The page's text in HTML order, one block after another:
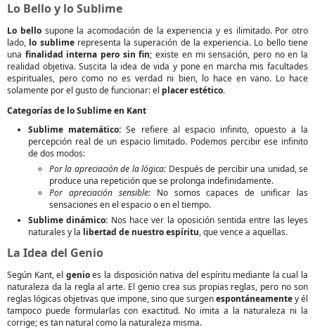
Lo Bello y lo Sublime
Lo bellosupone la acomodación de la experiencia y es ilimitado. Por otro
lado, lo sublimerepresenta la superación de la experiencia. Lo bello tiene
una finalidad interna pero sin fin; existe en mi sensación, pero no en la
realidad objetiva. Suscita la idea de vida y pone en marcha mis facultades
espirituales, pero como no es verdad ni bien, lo hace en vano. Lo hace
solamente por el gusto de funcionar: el placer estético.
Categorías de lo Sublime en Kant
Sublime matemático: Se refiere al espacio infinito, opuesto a la
percepción real de un espacio limitado. Podemos percibir ese infinito
de dos modos:
Por la apreciación de la lógica: Después de percibir una unidad, se
produce una repetición que se prolonga indefinidamente.
Por apreciación sensible:No somos capaces de unificar las
sensaciones en el espacio o en el tiempo.
Sublime dinámico: Nos hace ver la oposición sentida entre las leyes
naturales y la libertad de nuestro espíritu, que vence a aquellas.
La Idea del Genio
Según Kant, el genioes la disposición nativa del espíritu mediante la cual la
naturaleza da la regla al arte. El genio crea sus propias reglas, pero no son
reglas lógicas objetivas que impone, sino que surgenespontáneamentey él
tampoco puede formularlas con exactitud. No imita a la naturaleza ni la
corrige; es tan natural como la naturaleza misma.